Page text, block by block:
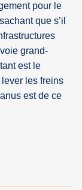
pour le
que s’il
grand-
est le
les freins
est de ce